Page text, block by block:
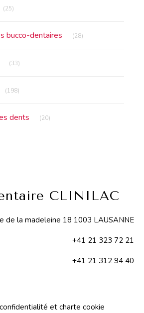
(25)
bucco-dentaires (28)
(33)
(198)
dents (20)
CLINILAC
de la madeleine 18 1003 LAUSANNE
+41 21 323 72 21
+41 21 312 94 40
et charte cookie